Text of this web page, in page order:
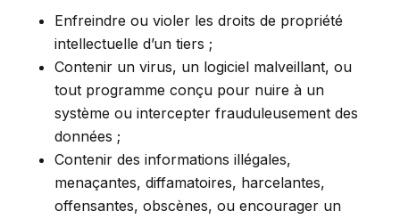
Enfreindre ou violer les droits de propriété
intellectuelle d’un tiers ;
Contenir un virus, un logiciel malveillant, ou
tout programme conçu pour nuire à un
système ou intercepter frauduleusement des
données ;
Contenir des informations illégales,
menaçantes, diffamatoires, harcelantes,
offensantes, obscènes, ou encourager un